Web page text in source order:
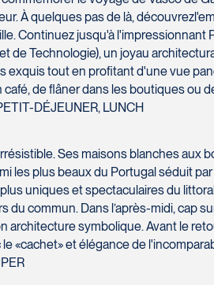
À quelques pas de là,
Continuez jusqu'à
de Technologie), un joyau
tout en profitant d'une vue
de flâner dans les boutiques
DÉJEUNER, LUNCH
Ses maisons blanches
les plus beaux du Portugal séduit
uniques et spectaculaires du
commun. Dans l’après-midi, cap
symbolique. Avant le
«cachet» et élégance de